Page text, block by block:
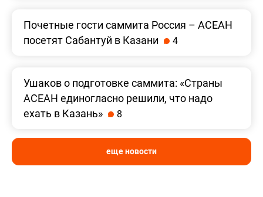
Почетные гости саммита Россия – АСЕАН
посетят Сабантуй в Казани
4
Ушаков о подготовке саммита: «Страны
АСЕАН единогласно решили, что надо
ехать в Казань»
8
еще новости